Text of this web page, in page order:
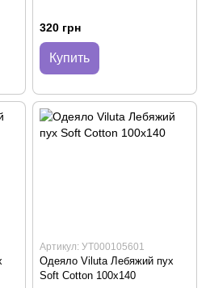
320 грн
Купить
Артикул: УТ000105601
Одеяло Viluta Лебяжий пух
Soft Cotton 100х140